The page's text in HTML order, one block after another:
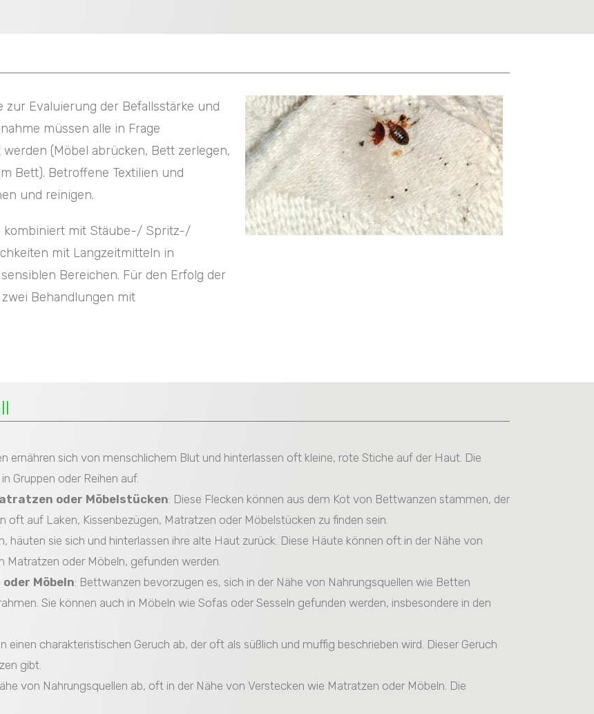
Evaluierung der Befallsstärke und
müssen alle in Frage
(Möbel abrücken, Bett zerlegen,
Bett). Betroffene Textilien und
und reinigen.
kombiniert mit Stäube-/ Spritz-/
mit Langzeitmitteln in
Bereichen. Für den Erfolg der
Behandlungen mit
ernähren sich von menschlichem Blut und hinterlassen oft kleine, rote Stiche auf der Haut. Die
Gruppen oder Reihen auf.
oder Möbelstücken: Diese Flecken können aus dem Kot von Bettwanzen stammen, der
auf Laken, Kissenbezügen, Matratzen oder Möbelstücken zu finden sein.
häuten sie sich und hinterlassen ihre alte Haut zurück. Diese Häute können oft in der Nähe von
oder Möbeln, gefunden werden.
Möbeln: Bettwanzen bevorzugen es, sich in der Nähe von Nahrungsquellen wie Betten
Sie können auch in Möbeln wie Sofas oder Sesseln gefunden werden, insbesondere in den
einen charakteristischen Geruch ab, der oft als süßlich und muffig beschrieben wird. Dieser Geruch
gibt.
von Nahrungsquellen ab, oft in der Nähe von Verstecken wie Matratzen oder Möbeln. Die